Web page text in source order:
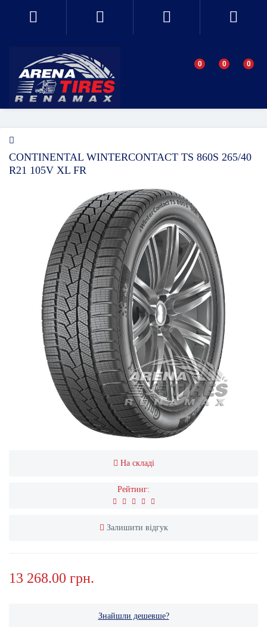
0 0 0
CONTINENTAL WINTERCONTACT TS 860S 265/40
R21 105V XL FR
На складі
Рейтинг:
Залишити відгук
13 268.00 грн.
Знайшли дешевше?